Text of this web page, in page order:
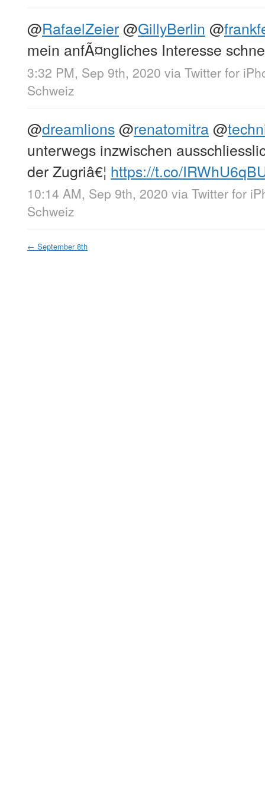
@RafaelZeier@GillyBerlin @
mein anfÃ¤ngliches Interesse
3:32 PM, Sep 9th, 2020 via Twitter for
Schweiz
@dreamlions@renatomitra@
unterwegs inzwischen
der Zugriâ€¦ https://t.co/
10:14 AM, Sep 9th, 2020 via Twitter for
Schweiz
← September 8th